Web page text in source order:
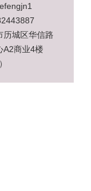
城区华信路
A2商业4楼